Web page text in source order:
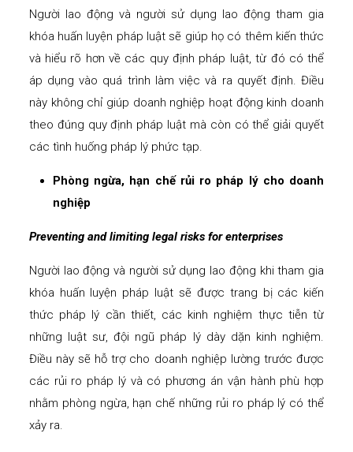
Người lao động và người sử dụng lao động tham gia
khóa huấn luyện pháp luật sẽ giúp họ có thêm kiến thức
và hiểu rõ hơn về các quy định pháp luật, từ đó có thể
áp dụng vào quá trình làm việc và ra quyết định. Điều
này không chỉ giúp doanh nghiệp hoạt động kinh doanh
theo đúng quy định pháp luật mà còn có thể giải quyết
các tình huống pháp lý phức tạp.
Phòng ngừa, hạn chế rủi ro pháp lý cho doanh
nghiệp
Preventing and limiting legal risks for enterprises
Người lao động và người sử dụng lao động khi tham gia
khóa huấn luyện pháp luật sẽ được trang bị các kiến
thức pháp lý cần thiết, các kinh nghiệm thực tiễn từ
những luật sư, đội ngũ pháp lý dày dặn kinh nghiệm.
Điều này sẽ hỗ trợ cho doanh nghiệp lường trước được
các rủi ro pháp lý và có phương án vận hành phù hợp
nhằm phòng ngừa, hạn chế những rủi ro pháp lý có thể
xảy ra.